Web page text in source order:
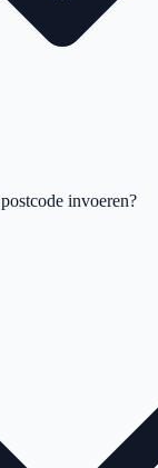
invoeren?